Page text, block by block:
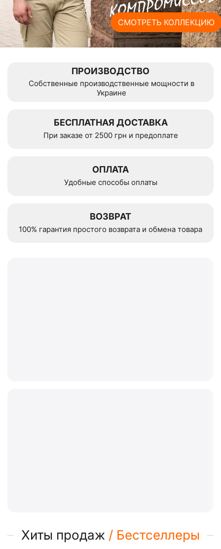
СМОТРЕТЬ КОЛЛЕКЦИЮ
ПРОИЗВОДСТВО
Собственные производственные мощности в
Украине
БЕСПЛАТНАЯ ДОСТАВКА
При заказе от 2500 грн и предоплате
ОПЛАТА
Удобные способы оплаты
ВОЗВРАТ
100% гарантия простого возврата и обмена товара
Хиты продаж / Бестселлеры